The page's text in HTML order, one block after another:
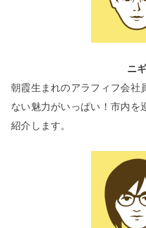
ニ
朝霞生まれのアラフィフ会社
ない魅力がいっぱい！市内を
紹介します。